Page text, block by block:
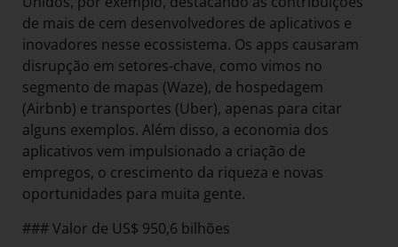
de mais de cem desenvolvedores de aplicativos e
inovadores nesse ecossistema. Os apps causaram
disrupção em setores-chave, como vimos no
segmento de mapas (Waze), de hospedagem
(Airbnb) e transportes (Uber), apenas para citar
alguns exemplos. Além disso, a economia dos
aplicativos vem impulsionado a criação de
empregos, o crescimento da riqueza e novas
oportunidades para muita gente.
### Valor de US$ 950,6 bilhões